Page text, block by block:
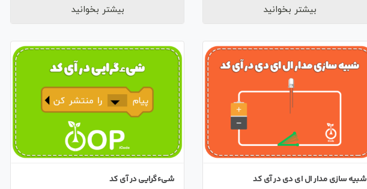
بیشتر بخوانید بیشتر بخوانید
شبیه سازی مدار ال ای دی در آی کد شیءگرایی در آی کد